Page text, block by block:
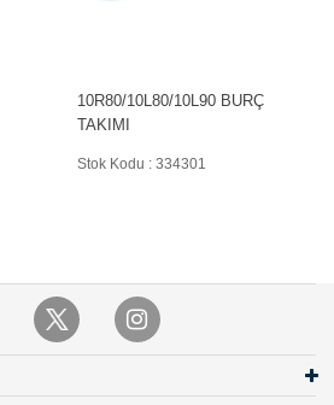
10R80/10L80/10L90 BURÇ
TAKIMI
Stok Kodu : 334301